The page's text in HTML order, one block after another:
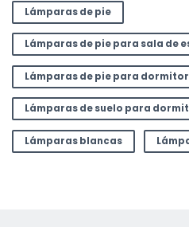
Lámparas de pie
Lámparas de pie para sala de
Lámparas de pie para
Lámparas de suelo para
Lámparas blancas